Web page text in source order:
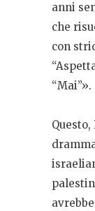
anni
che
con
“Mai”».